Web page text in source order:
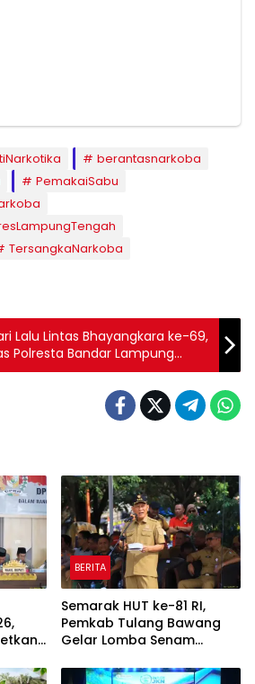
berantasnarkoba
PemakaiSabu
TersangkaNarkoba
Lalu Lintas Bhayangkara ke-69,
Polresta Bandar Lampung
Rafika Bersihkan Masjid
BERITA
Semarak HUT ke-81 RI,
Pemkab Tulang Bawang
Gelar Lomba Senam